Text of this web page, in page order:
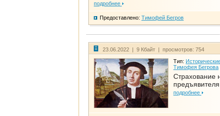
подробнее
Предоставлено: Тимофей Бегров
23.06.2022 | 9 Кбайт | просмотров: 754
Тип:
Тимофея Бегрова
Страхование
предъявителя
подробнее